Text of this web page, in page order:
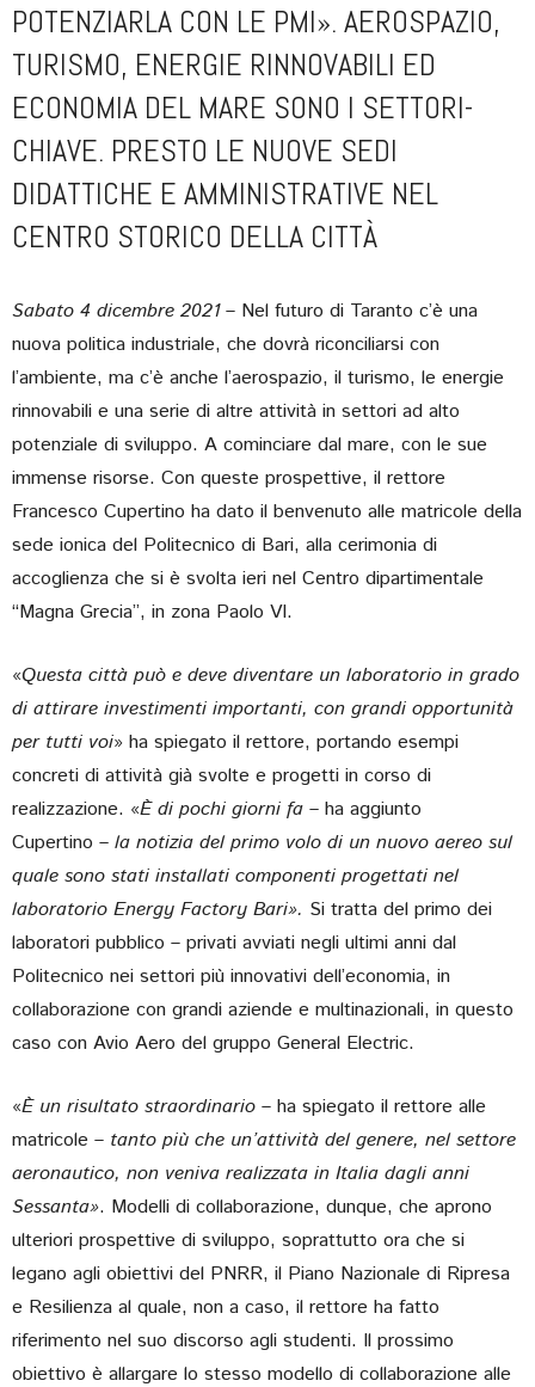
POTENZIARLA CON LE PMI». AEROSPAZIO,
TURISMO, ENERGIE RINNOVABILI ED
ECONOMIA DEL MARE SONO I SETTORI-
CHIAVE. PRESTO LE NUOVE SEDI
DIDATTICHE E AMMINISTRATIVE NEL
CENTRO STORICO DELLA CITTÀ
Sabato 4 dicembre 2021– Nel futuro di Taranto c’è una
nuova politica industriale, che dovrà riconciliarsi con
l’ambiente, ma c’è anche l’aerospazio, il turismo, le energie
rinnovabili e una serie di altre attività in settori ad alto
potenziale di sviluppo. A cominciare dal mare, con le sue
immense risorse. Con queste prospettive, il rettore
Francesco Cupertino ha dato il benvenuto alle matricole della
sede ionica del Politecnico di Bari, alla cerimonia di
accoglienza che si è svolta ieri nel Centro dipartimentale
“Magna Grecia”, in zona Paolo VI.
«Questa città può e deve diventare un laboratorio in grado
di attirare investimenti importanti, con grandi opportunità
per tutti voi» ha spiegato il rettore, portando esempi
concreti di attività già svolte e progetti in corso di
realizzazione. «È di pochi giorni fa – ha aggiunto
Cupertino – la notizia del primo volo di un nuovo aereo sul
quale sono stati installati componenti progettati nel
laboratorio Energy Factory Bari». Si tratta del primo dei
laboratori pubblico – privati avviati negli ultimi anni dal
Politecnico nei settori più innovativi dell’economia, in
collaborazione con grandi aziende e multinazionali, in questo
caso con Avio Aero del gruppo General Electric.
«È un risultato straordinario – ha spiegato il rettore alle
matricole – tanto più che un’attività del genere, nel settore
aeronautico, non veniva realizzata in Italia dagli anni
Sessanta». Modelli di collaborazione, dunque, che aprono
ulteriori prospettive di sviluppo, soprattutto ora che si
legano agli obiettivi del PNRR, il Piano Nazionale di Ripresa
e Resilienza al quale, non a caso, il rettore ha fatto
riferimento nel suo discorso agli studenti. Il prossimo
obiettivo è allargare lo stesso modello di collaborazione alle